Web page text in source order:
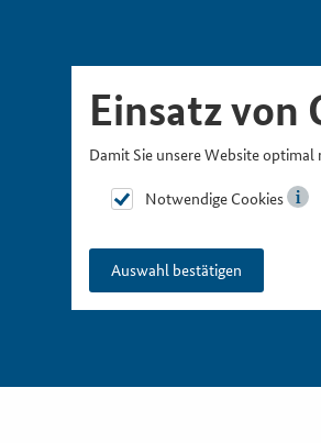
Einsatz von
Damit Sie unsere Website
Notwendige Cookies
Auswahl bestätigen